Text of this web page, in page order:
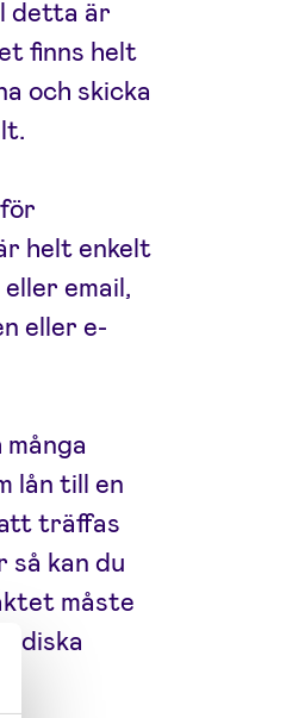
detta är
finns helt
och skicka
helt enkelt
email,
eller e-
lån till en
träffas
kan du
måste